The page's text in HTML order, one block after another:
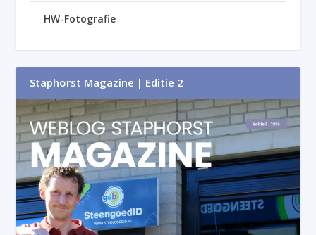
HW-Fotografie
Staphorst Magazine | Editie 2